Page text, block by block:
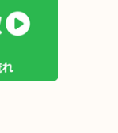
・引っ越し
す。
ない…